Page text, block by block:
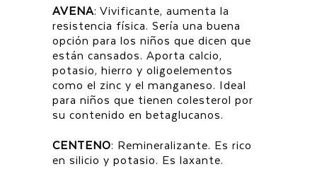
AVENA: Vivificante, aumenta la
resistencia física. Sería una buena
opción para los niños que dicen que
están cansados. Aporta calcio,
potasio, hierro y oligoelementos
como el zinc y el manganeso. Ideal
para niños que tienen colesterol por
su contenido en betaglucanos.
CENTENO: Remineralizante. Es rico
en silicio y potasio. Es laxante.